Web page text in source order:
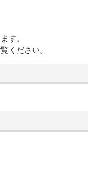
す。
ください。